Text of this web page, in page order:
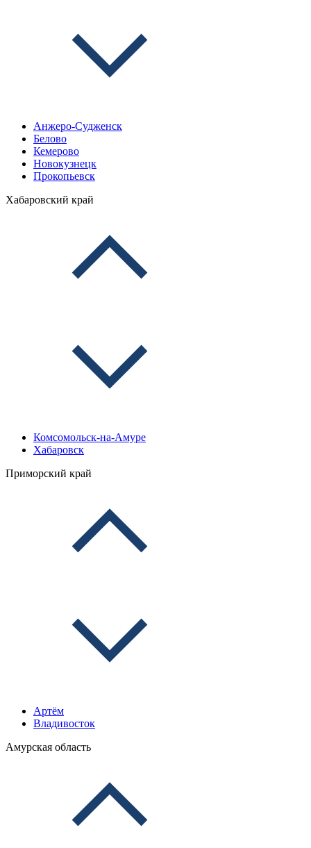
Анжеро-Судженск
Белово
Кемерово
Новокузнецк
Прокопьевск
Хабаровский край
Комсомольск-на-Амуре
Хабаровск
Приморский край
Артём
Владивосток
Амурская область